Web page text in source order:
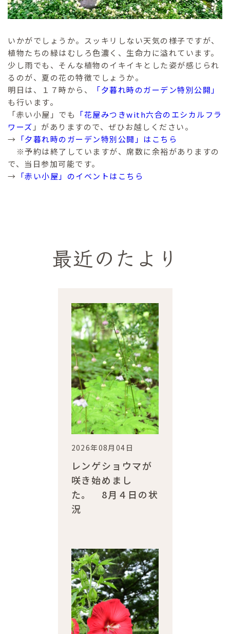
いかがでしょうか。スッキリしない天気の様子ですが、
植物たちの緑はむしろ色濃く、生命力に溢れています。
少し雨でも、そんな植物のイキイキとした姿が感じられ
るのが、夏の花の特徴でしょうか。
明日は、１７時から、
「夕暮れ時のガーデン特別公開」
も行います。
「赤い小屋」でも 「花屋みつきwith六合のエシカルフラ
ワーズ 」がありますので、ぜひお越しください。
→ 「夕暮れ時のガーデン特別公開」はこちら
※予約は終了していますが、席数に余裕がありますの
で、当日参加可能です。
→ 「赤い小屋」のイベントはこちら
最近のたより
2026年08月04日
レンゲショウマが
咲き始めまし
た。 8月４日の状
況